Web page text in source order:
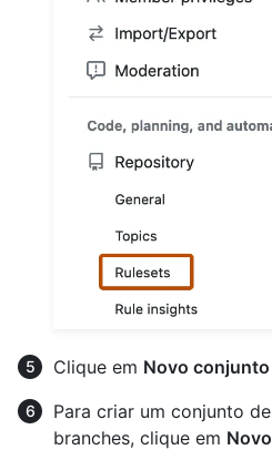
Clique em Novo
Para criar um conjunto
branches, clique em